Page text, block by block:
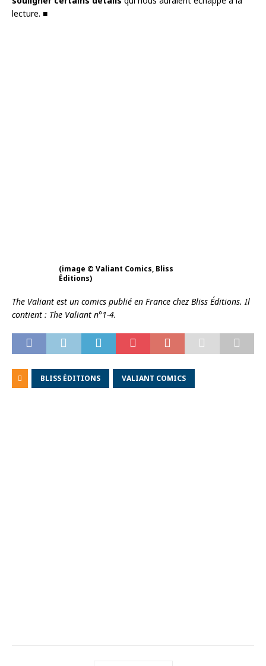
lecture. ■
(image © Valiant Comics, Bliss
Éditions)
The Valiant est un comics publié en France chez Bliss Éditions. Il
contient : The Valiant n°1-4.
BLISS ÉDITIONS VALIANT COMICS